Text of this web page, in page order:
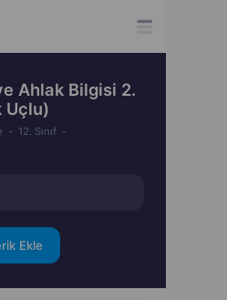
Ahlak Bilgisi 2.
Uçlu)
12. Sınıf
Ekle